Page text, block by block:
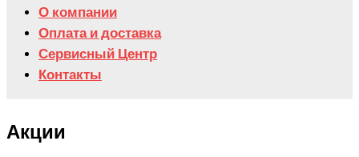
О компании
Оплата и доставка
Сервисный Центр
Контакты
Акции